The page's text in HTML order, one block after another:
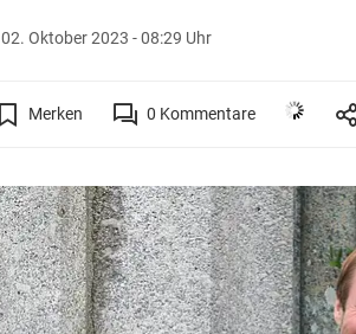
02. Oktober 2023 - 08:29 Uhr
Merken 0 Kommentare